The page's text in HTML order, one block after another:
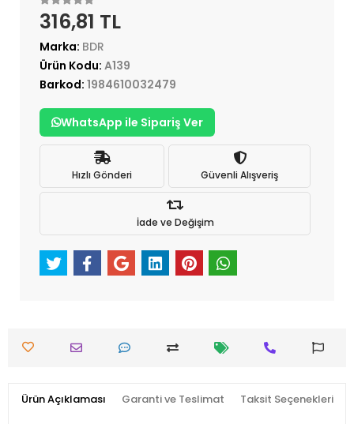
316,81 TL
Marka: BDR
Ürün Kodu: A139
Barkod: 1984610032479
WhatsApp ile Sipariş Ver
Hızlı Gönderi Güvenli Alışveriş
İade ve Değişim
Ürün Açıklaması Garanti ve Teslimat Taksit Seçenekleri